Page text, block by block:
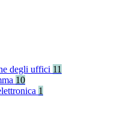
degli uffici 11
10
1